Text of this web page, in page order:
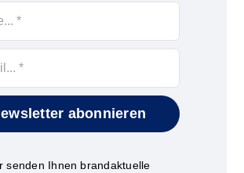
abonnieren
senden Ihnen brandaktuelle